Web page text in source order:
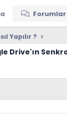
Forumlar
Yapılır ?
Drive'ın